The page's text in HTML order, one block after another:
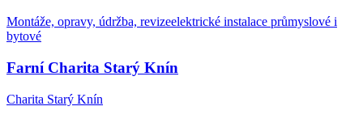
Montáže, opravy, údržba, revizeelektrické instalace průmyslové i
bytové
Farní Charita Starý Knín
Charita Starý Knín